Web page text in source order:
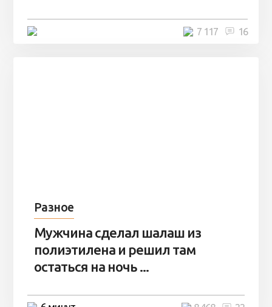
16
7 117
Разное
Мужчина сделал шалаш из
полиэтилена и решил там
остаться на ночь ...